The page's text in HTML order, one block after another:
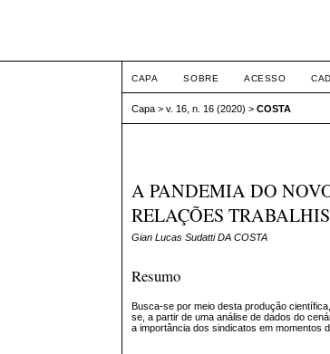
CAPA SOBRE ACESSO
Capa >v. 16, n. 16 (2020) >COSTA
A PANDEMIA DO
RELAÇÕES
Gian Lucas Sudatti DA COSTA
Resumo
Busca-se por meio desta produção
se, a partir de uma análise de dados do
a importância dos sindicatos em momentos